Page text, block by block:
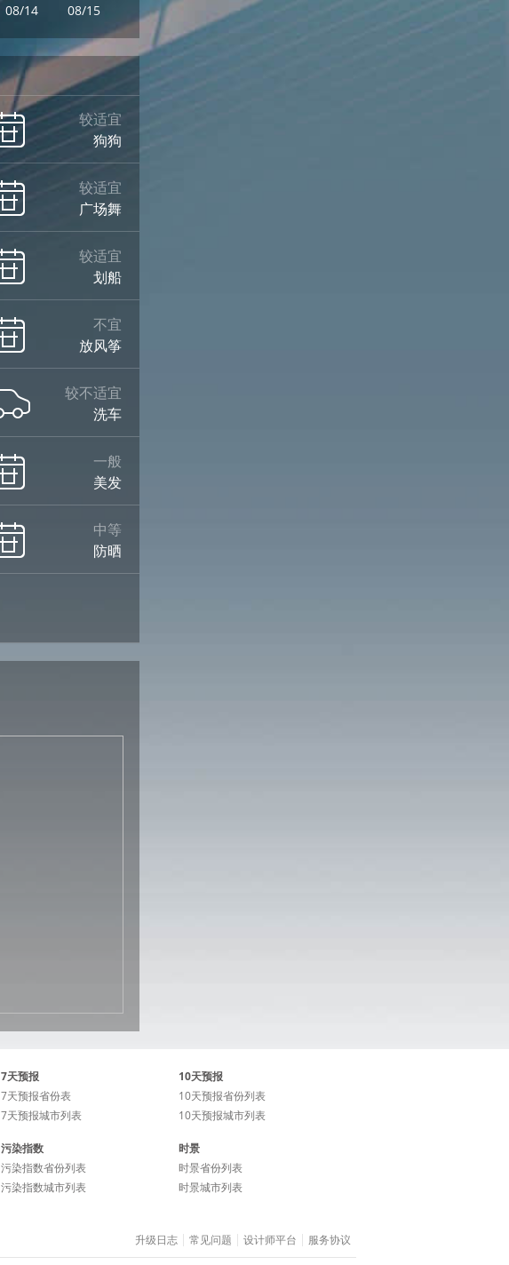
08/14 08/15 08/16 08/18
较适宜
狗狗
较适宜
广场舞
较适宜
划船
不宜
放风筝
较不适宜
洗车
一般
美发
中等
防晒
7天预报
7天预报省份表
7天预报城市列表
10天预报
10天预报省份列表
10天预报城市列表
污染指数
污染指数省份列表
污染指数城市列表
时景
时景省份列表
时景城市列表
升级日志 常见问题 设计师平台 服务协议